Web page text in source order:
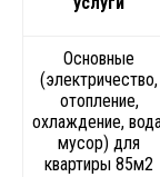
Основные
(электричество,
отопление,
охлаждение,
мусор) для
квартиры 85м2